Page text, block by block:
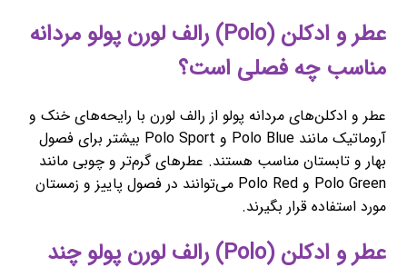
عطر و ادکلن (Polo) رالف لورن پولو مردانه
مناسب چه فصلی است؟
عطر و ادکلن‌های مردانه پولو از رالف لورن با رایحه‌های خنک و
آروماتیک مانند Polo Blue و Polo Sport بیشتر برای فصول
بهار و تابستان مناسب هستند. عطرهای گرم‌تر و چوبی مانند
Polo Green و Polo Red می‌توانند در فصول پاییز و زمستان
مورد استفاده قرار بگیرند.
عطر و ادکلن (Polo) رالف لورن پولو چند